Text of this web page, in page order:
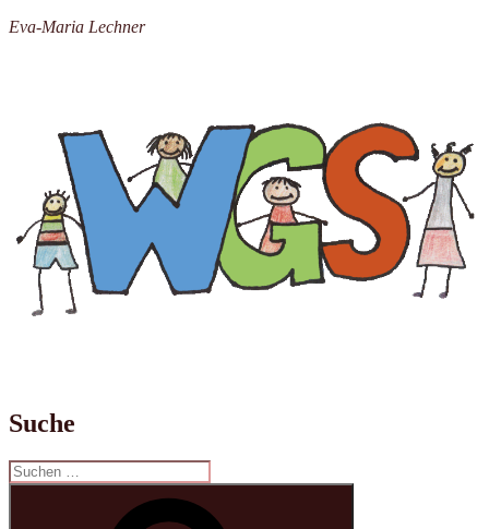
Eva-Maria Lechner
Suche
Suchen
nach: